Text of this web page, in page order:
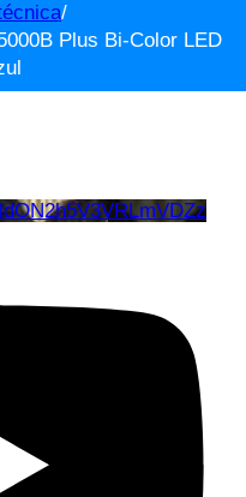
/
Plus Bi-Color LED